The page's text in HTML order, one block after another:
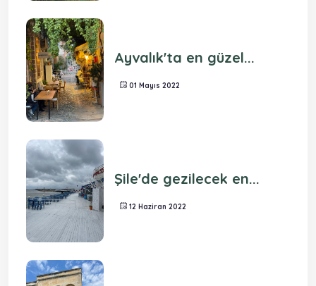
Ayvalık'ta en güzel...
01 Mayıs 2022
Şile'de gezilecek en...
12 Haziran 2022